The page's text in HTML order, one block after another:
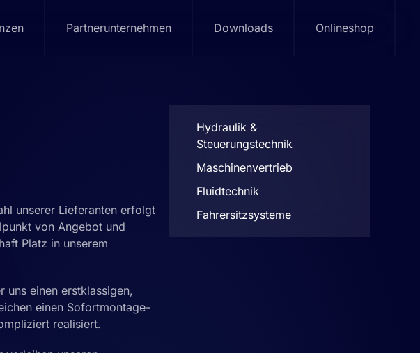
Partnerunternehmen Downloads Onlineshop
unserer Lieferanten erfolgt
von Angebot und
Platz in unserem
uns einen erstklassigen,
einen Sofortmontage-
realisiert.
Hydraulik &
Steuerungstechnik
Maschinenvertrieb
Fluidtechnik
Fahrersitzsysteme